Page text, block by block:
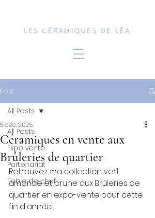
LES CÉRAMIQUES DE LÉA
Post
All Posts
Expo vente
Partenariat
Table de chef
All Posts
Céramiques en vente aux
Brûleries de quartier
5 déc. 2025
Retrouvez ma collection vert
amande et brune aux Brûleries de
quartier en expo-vente pour cette
fin d'année.